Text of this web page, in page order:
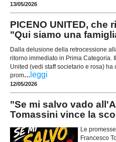
13/05/2026
PICENO UNITED, che
"Qui siamo una
Dalla delusione della retrocessione
ritorno immediato in Prima Categoria.
United (vedi staff societario e rosa) ha
prom... leggi
12/05/2026
"Se mi salvo vado
Tomassini vince la
Le
Francesco